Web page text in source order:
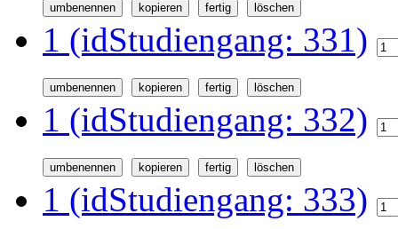
1 (idStudiengang: 331)
1 (idStudiengang: 332)
1 (idStudiengang: 333)